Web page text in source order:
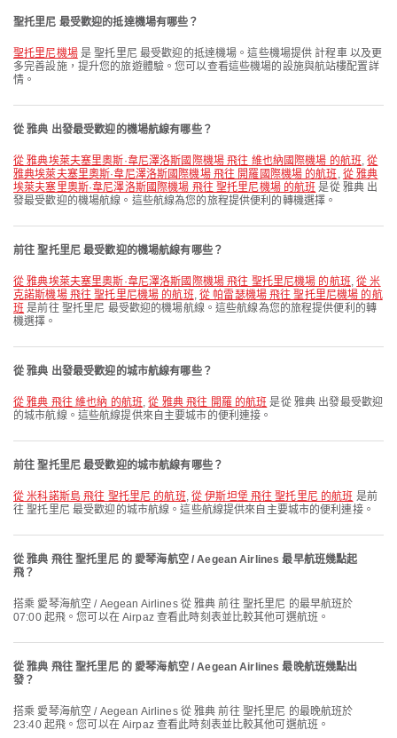
聖托里尼 最受歡迎的抵達機場有哪些？
聖托里尼機場是 聖托里尼 最受歡迎的抵達機場。這些機場提供 計程車 以及更
多完善設施，提升您的旅遊體驗。您可以查看這些機場的設施與航站樓配置詳
情。
從 雅典 出發最受歡迎的機場航線有哪些？
從 雅典埃萊夫塞里奧斯·韋尼澤洛斯國際機場 飛往 維也納國際機場 的航班,從
雅典埃萊夫塞里奧斯·韋尼澤洛斯國際機場 飛往 開羅國際機場 的航班 , 從 雅典
埃萊夫塞里奧斯·韋尼澤洛斯國際機場 飛往 聖托里尼機場 的航班 是從 雅典 出
發最受歡迎的機場航線。這些航線為您的旅程提供便利的轉機選擇。
前往 聖托里尼 最受歡迎的機場航線有哪些？
從 雅典埃萊夫塞里奧斯·韋尼澤洛斯國際機場 飛往 聖托里尼機場 的航班,從 米
克諾斯機場 飛往 聖托里尼機場 的航班, 從 帕雷瑟機場 飛往 聖托里尼機場 的航
班 是前往 聖托里尼 最受歡迎的機場航線。這些航線為您的旅程提供便利的轉
機選擇。
從 雅典 出發最受歡迎的城市航線有哪些？
從 雅典 飛往 維也納 的航班,從 雅典 飛往 開羅 的航班 是從 雅典 出發最受歡迎
的城市航線。這些航線提供來自主要城市的便利連接。
前往 聖托里尼 最受歡迎的城市航線有哪些？
從 米科諾斯島 飛往 聖托里尼 的航班, 從 伊斯坦堡 飛往 聖托里尼 的航班 是前
往 聖托里尼 最受歡迎的城市航線。這些航線提供來自主要城市的便利連接。
從 雅典 飛往 聖托里尼 的 愛琴海航空 / Aegean Airlines 最早航班幾點起
飛？
搭乘 愛琴海航空 / Aegean Airlines 從 雅典 前往 聖托里尼 的最早航班於
07:00 起飛。您可以在 Airpaz 查看此時刻表並比較其他可選航班。
從 雅典 飛往 聖托里尼 的 愛琴海航空 / Aegean Airlines 最晚航班幾點出
發？
搭乘 愛琴海航空 / Aegean Airlines 從 雅典 前往 聖托里尼 的最晚航班於
23:40 起飛。您可以在 Airpaz 查看此時刻表並比較其他可選航班。